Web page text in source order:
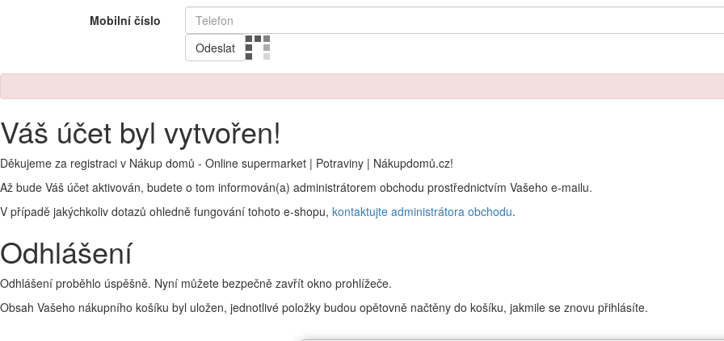
Mobilní číslo
Odeslat
Váš účet byl vytvořen!
Děkujeme za registraci v Nákup domů - Online supermarket | Potraviny | Nákupdomů.cz!
Až bude Váš účet aktivován, budete o tom informován(a) administrátorem obchodu prostřednictvím Vašeho e-mailu.
V případě jakýchkoliv dotazů ohledně fungování tohoto e-shopu, kontaktujte administrátora obchodu.
Odhlášení
Odhlášení proběhlo úspěšně. Nyní můžete bezpečně zavřít okno prohlížeče.
Obsah Vašeho nákupního košíku byl uložen, jednotlivé položky budou opětovně načtěny do košíku, jakmile se znovu přihlásíte.